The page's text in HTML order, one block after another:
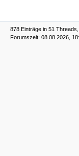
878 Einträge in 51
Forumszeit: 08.08.2026,